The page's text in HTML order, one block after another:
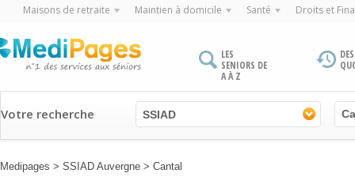
Maisons de retraite Maintien à domicile Santé Droits et
LES
SENIORS DE
A À Z
Votre recherche SSIAD
Medipages > SSIAD Auvergne > Cantal